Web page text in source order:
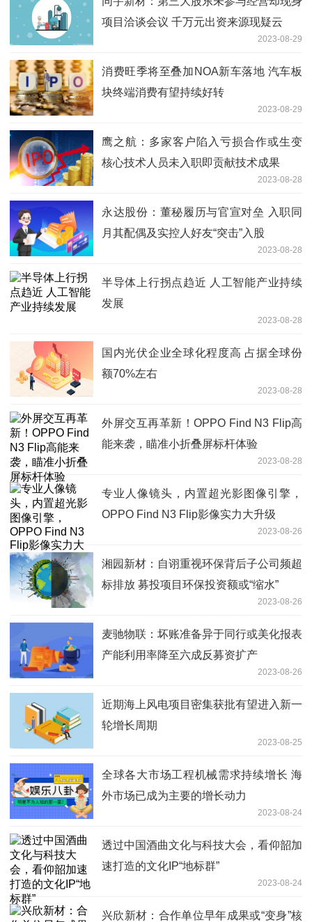
项目洽谈会议 千万元出资来源现疑云
2023-08-29
消费旺季将至叠加NOA新车落地 汽车板
块终端消费有望持续好转
2023-08-29
鹰之航：多家客户陷入亏损合作或生变
核心技术人员未入职即贡献技术成果
2023-08-28
永达股份：董秘履历与官宣对垒 入职同
月其配偶及实控人好友“突击”入股
2023-08-28
半导体上行拐点趋近 人工智能产业持续
发展
2023-08-28
国内光伏企业全球化程度高 占据全球份
额70%左右
2023-08-28
外屏交互再革新！OPPO Find N3 Flip高
能来袭，瞄准小折叠屏标杆体验
2023-08-28
专业人像镜头，内置超光影图像引擎，
OPPO Find N3 Flip影像实力大升级
2023-08-26
湘园新材：自诩重视环保背后子公司频超
标排放 募投项目环保投资额或“缩水”
2023-08-26
麦驰物联：坏账准备异于同行或美化报表
产能利用率降至六成反募资扩产
2023-08-26
近期海上风电项目密集获批有望进入新一
轮增长周期
2023-08-25
全球各大市场工程机械需求持续增长 海
外市场已成为主要的增长动力
2023-08-24
透过中国酒曲文化与科技大会，看仰韶加
速打造的文化IP“地标群”
2023-08-24
兴欣新材：合作单位早年成果或“变身”核